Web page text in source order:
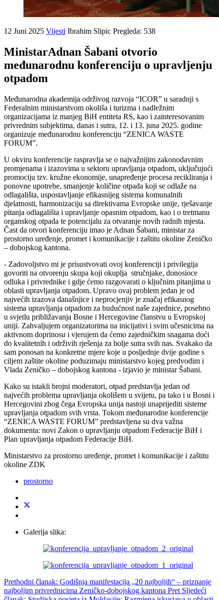
12 Juni 2025 Vijesti Ibrahim Slipic Pregleda: 538
MinistarAdnan Šabani otvorio
međunarodnu konferenciju o upravljenju
otpadom
Međunarodna akademija održivog razvoja “ICOR” u saradnji s
Federalnim ministarstvom okoliša i turizma i nadležnim
organizacijama iz manjeg BiH entiteta RS, kao i zainteresovanim
privrednim subjektima, danas i sutra, 12. i 13. juna 2025. godine
organizuje međunarodnu konferenciju “ZENICA WASTE
FORUM”.
U okviru konferencije raspravlja se o najvažnijim zakonodavnim
promjenama i izazovima u sektoru upravljanja otpadom, uključujući
promociju tzv. kružne ekonomije, unapređenje procesa recikliranja i
ponovne upotrebe, smanjenje količine otpada koji se odlaže na
odlagališta, uspostavljanje efikasnijeg sistema komunalnih
djelatnosti, harmonizaciju sa direktivama Evropske unije, rješavanje
pitanja odlagališta i upravljanje opasnim otpadom, kao i o tretmanu
organskog otpada te potencijalu za otvaranje novih radnih mjesta.
Čast da otvori konferenciju imao je Adnan Šabani, ministar za
prostorno uređenje, promet i komunikacije i zaštitu okoline Zeničko
– dobojskog kantona.
- Zadovoljstvo mi je prisustvovati ovoj konferenciji i privilegija
govoriti na otvorenju skupa koji okuplja stručnjake, donosioce
odluka i privrednike i gdje ćemo razgovarati o ključnim pitanjima u
oblasti upravljanja otpadom. Upravo ovaj problem jedan je od
najvećih izazova današnjice i neprocjenjiv je značaj efikasnog
sistema upravljanja otpadom za budućnost naše zajednice, posebno
u svjetlu približavanja Bosne i Hercegovine članstvu u Evropskoj
uniji. Zahvaljujem organizatorima na inicijativi i svim učesnicima na
aktivnom doprinosu i vjerujem da ćemo zajedničkim snagama doći
do kvalitetnih i održivih rješenja za bolje sutra svih nas. Svakako da
sam ponosan na konkretne mjere koje u posljednje dvije godine s
ciljem zaštite okoline poduzimaju ministarstvo kojeg predvodim i
Vlada Zeničko – dobojskog kantona - izjavio je ministar Šabani.
Kako su istakli brojni moderatori, otpad predstavlja jedan od
najvećih problema upravljanja okolišem u svijetu, pa tako i u Bosni i
Hercegovini zbog čega Evropska unija nastoji unaprijediti sisteme
upravljanja otpadom svih vrsta. Tokom međunarodne konferencije
“ZENICA WASTE FORUM” predstavljena su dva važna
dokumenta: novi Zakon o upravljanju otpadom Federacije BiH i
Plan upravljanja otpadom Federacije BiH.
Ministarstvo za prostorno uređenje, promet i komunikacije i zaštitu
okoline ZDK
prostorno
Galerija slika:
Prethodni članak: Godišnja manifestacija „20 najboljih“ – priznanje
najboljim privrednicima Zeničko-dobojskog kantona Pret Sljedeći